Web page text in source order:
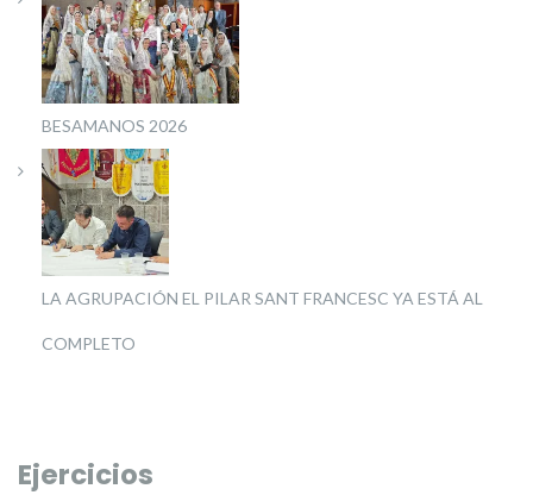
BESAMANOS 2026
LA AGRUPACIÓN EL PILAR SANT FRANCESC YA ESTÁ AL
COMPLETO
Ejercicios